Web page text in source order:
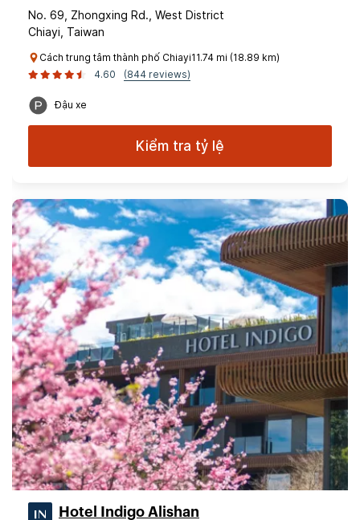
No. 69, Zhongxing Rd., West District
Chiayi, Taiwan
Cách trung tâm thành phố Chiayi11.74 mi (18.89 km)
4.60
(844 reviews)
Đậu xe
Kiểm tra tỷ lệ
Hotel Indigo Alishan